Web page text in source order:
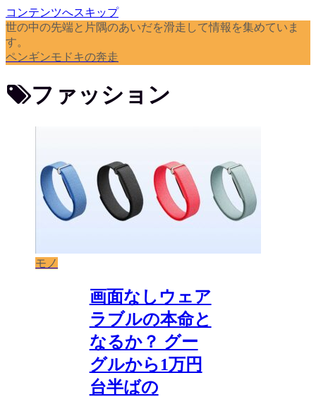
コンテンツへスキップ
世の中の先端と片隅のあいだを滑走して情報を集めていま
す。
ペンギンモドキの奔走
ファッション
モノ
画面なしウェア
ラブルの本命と
なるか？ グー
グルから1万円
台半ばの